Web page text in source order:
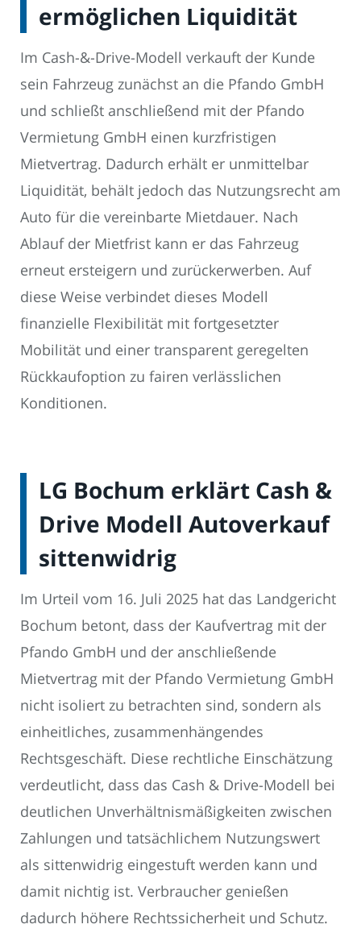
ermöglichen Liquidität
Im Cash-&-Drive-Modell verkauft der Kunde
sein Fahrzeug zunächst an die Pfando GmbH
und schließt anschließend mit der Pfando
Vermietung GmbH einen kurzfristigen
Mietvertrag. Dadurch erhält er unmittelbar
Liquidität, behält jedoch das Nutzungsrecht am
Auto für die vereinbarte Mietdauer. Nach
Ablauf der Mietfrist kann er das Fahrzeug
erneut ersteigern und zurückerwerben. Auf
diese Weise verbindet dieses Modell
finanzielle Flexibilität mit fortgesetzter
Mobilität und einer transparent geregelten
Rückkaufoption zu fairen verlässlichen
Konditionen.
LG Bochum erklärt Cash &
Drive Modell Autoverkauf
sittenwidrig
Im Urteil vom 16. Juli 2025 hat das Landgericht
Bochum betont, dass der Kaufvertrag mit der
Pfando GmbH und der anschließende
Mietvertrag mit der Pfando Vermietung GmbH
nicht isoliert zu betrachten sind, sondern als
einheitliches, zusammenhängendes
Rechtsgeschäft. Diese rechtliche Einschätzung
verdeutlicht, dass das Cash & Drive-Modell bei
deutlichen Unverhältnismäßigkeiten zwischen
Zahlungen und tatsächlichem Nutzungswert
als sittenwidrig eingestuft werden kann und
damit nichtig ist. Verbraucher genießen
dadurch höhere Rechtssicherheit und Schutz.